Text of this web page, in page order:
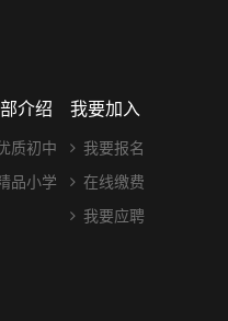
介绍
质初中
品小学
我要加入
我要报名
在线缴费
我要应聘